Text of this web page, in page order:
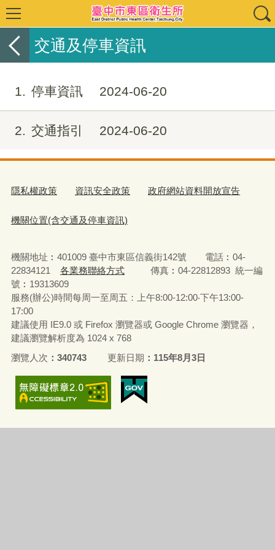
交通及停車資訊
1 停車資訊 2024-06-20
2 交通指引 2024-06-20
隱私權政策 資訊安全政策 政府網站資料開放宣告
機關位置(含交通及停車資訊)
機關地址︰401009 臺中市東區信義街142號 電話︰04-
22834121
各業務聯絡方式
傳真︰04-22812893 統一編
號︰19313609
服務(辦公)時間每周一至周五：上午8:00-12:00‧下午13:00-
17:00
建議使用 IE9.0 或 Firefox 瀏覽器或 Google Chrome 瀏覽器，
建議瀏覽解析度為 1024 x 768
瀏覽人次
340743 更新日期 115年8月3日